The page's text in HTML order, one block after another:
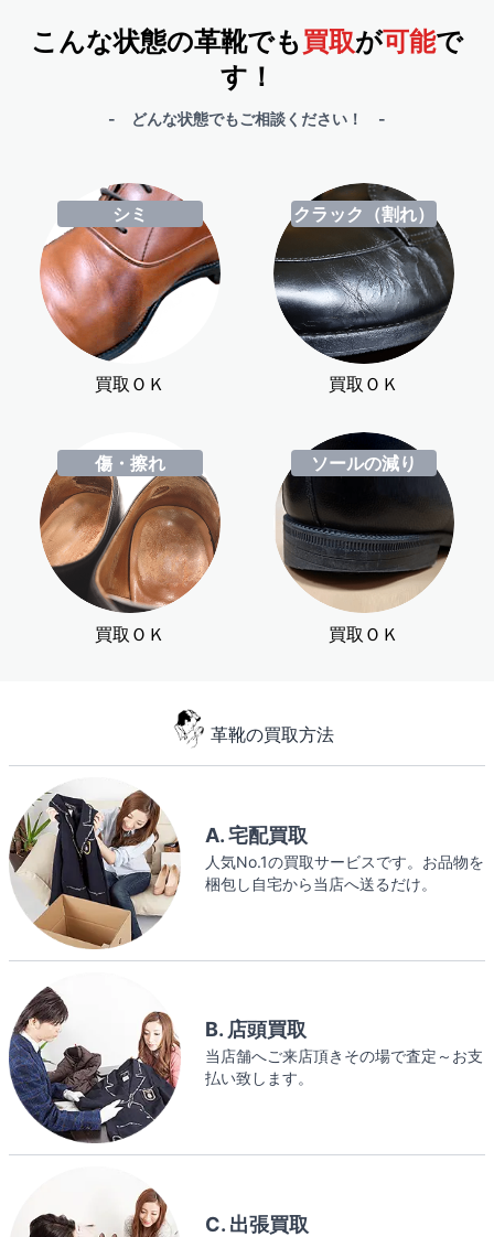
こんな状態の革靴でも買取が可能で
す！
- どんな状態でもご相談ください！ -
シミ
買取ＯＫ
クラック（割れ）
買取ＯＫ
傷・擦れ
買取ＯＫ
ソールの減り
買取ＯＫ
革靴の買取方法
A. 宅配買取
人気No.1の買取サービスです。お品物を
梱包し自宅から当店へ送るだけ。
B. 店頭買取
当店舗へご来店頂きその場で査定～お支
払い致します。
C. 出張買取